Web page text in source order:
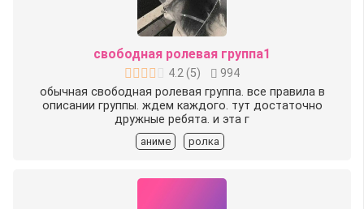
свободная ролевая группа1
4.2(5)
994
обычная свободная ролевая группа. все правила в
описании группы. ждем каждого. тут достаточно
дружные ребята. и эта г
аниме ролка